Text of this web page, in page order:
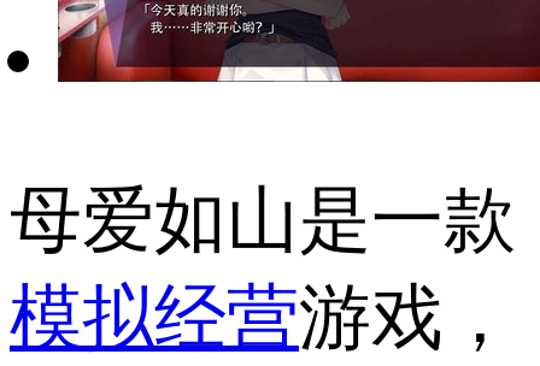
母爱如山是一款
模拟经营游戏，